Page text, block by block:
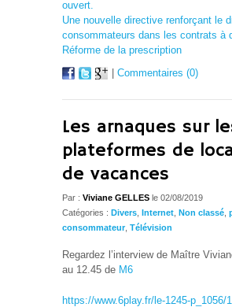
ouvert.
Une nouvelle directive renforçant le
consommateurs dans les contrats à
Réforme de la prescription
Commentaires (0)
Les arnaques sur
plateformes de
de vacances
Par : Viviane GELLES le 02/08/2019
Catégories : Divers Internet Non classé
consommateur, Télévision
Regardez l’interview de Maître
au 12.45 de M6
https://www.6play.fr/le-1245-p_1056/